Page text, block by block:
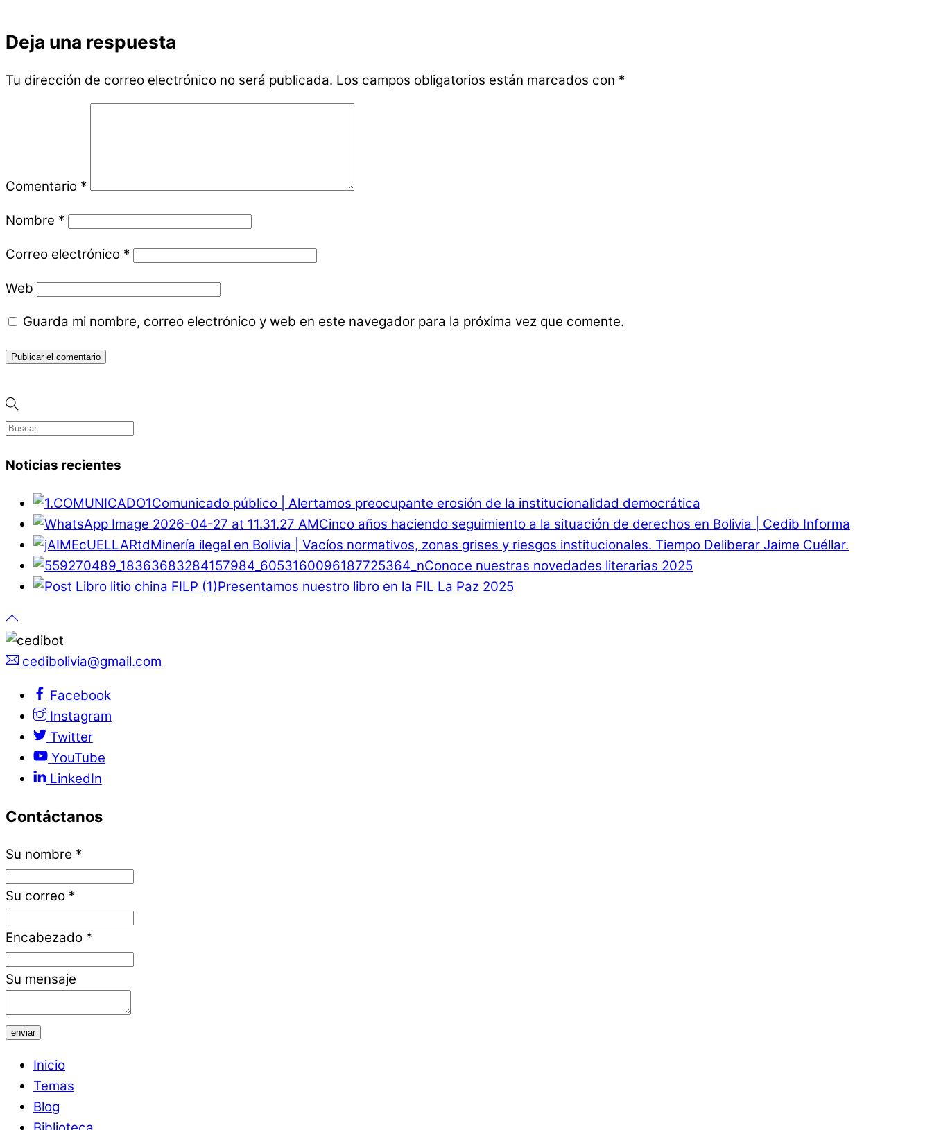
Deja una respuesta
Tu dirección de correo electrónico no será publicada. Los campos obligatorios están marcados con *
Comentario *
Nombre *
Correo electrónico *
Web
Guarda mi nombre, correo electrónico y web en este navegador para la próxima vez que comente.
Noticias recientes
Comunicado público | Alertamos preocupante erosión de la institucionalidad democrática
Cinco años haciendo seguimiento a la situación de derechos en Bolivia | Cedib Informa
Minería ilegal en Bolivia | Vacíos normativos, zonas grises y riesgos institucionales. Tiempo Deliberar Jaime Cuéllar.
Conoce nuestras novedades literarias 2025
Presentamos nuestro libro en la FIL La Paz 2025
cedibolivia@gmail.com
Facebook
Instagram
Twitter
YouTube
LinkedIn
Contáctanos
Su nombre *
Su correo *
Encabezado *
Su mensaje
enviar
Inicio
Temas
Blog